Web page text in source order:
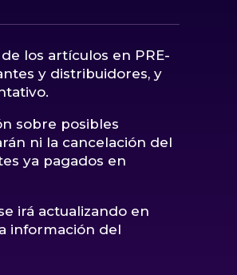
los artículos en PRE-
y distribuidores, y
sobre posibles
ni la cancelación del
ya pagados en
irá actualizando en
información del